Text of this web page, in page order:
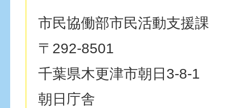
市民協働部市民活動支援課
〒292-8501
千葉県木更津市朝日3-8-1
朝日庁舎